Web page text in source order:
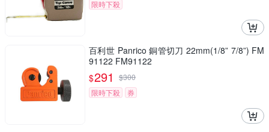
限時下殺
百利世 Panrico 銅管切刀 22mm(1/8” 7/8”) FM
91122 FM91122
$291 $300
限時下殺
券